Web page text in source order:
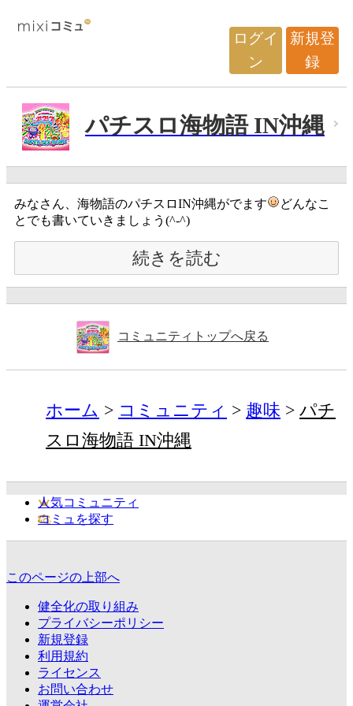
ログイ
ン
新規登
録
パチスロ海物語 IN沖縄
みなさん、海物語のパチスロIN沖縄がでます
どんなこ
とでも書いていきましょう(^-^)
続きを読む
コミュニティトップへ戻る
ホーム コミュニティ 趣味
パチ
スロ海物語 IN沖縄
人気コミュニティ
コミュを探す
このページの上部へ
健全化の取り組み
プライバシーポリシー
新規登録
利用規約
ライセンス
お問い合わせ